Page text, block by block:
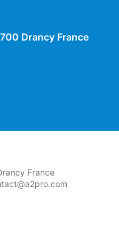
Drancy France
France